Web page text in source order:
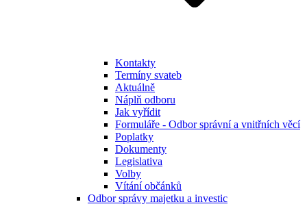
Kontakty
Termíny svateb
Aktuálně
Náplň odboru
Jak vyřídit
Formuláře - Odbor správní a vnitřních věcí
Poplatky
Dokumenty
Legislativa
Volby
Vítání občánků
Odbor správy majetku a investic